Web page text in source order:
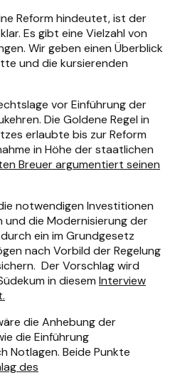
Reform hindeutet, ist der
Es gibt eine Vielzahl von
Wir geben einen Überblick
und die kursierenden
vor Einführung der
Die Goldene Regel in
erlaubte bis zur Reform
in Höhe der staatlichen
Breuer argumentiert seinen
notwendigen Investitionen
und die Modernisierung der
ein im Grundgesetz
nach Vorbild der Regelung
Der Vorschlag wird
in diesem Interview
die Anhebung der
die Einführung
Notlagen. Beide Punkte
des